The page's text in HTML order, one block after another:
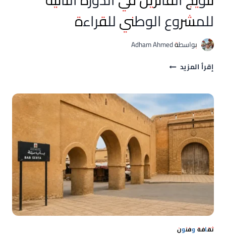
للمشروع الوطني للقراءة
بواسطةAdham Ahmed
إقرأ المزيد الرباط
“فرسان
القراءة”:
تتويج
الفائزين
في
الدورة
الثانية
للمشروع
الوطني
ثقافة وفنون